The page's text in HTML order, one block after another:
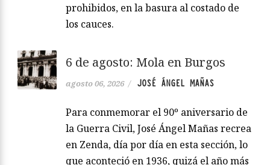
prohibidos, en la basura al costado de
los cauces.
6 de agosto: Mola en Burgos
agosto 06, 2026 / JOSÉ ÁNGEL MAÑAS
Para conmemorar el 90º aniversario de
la Guerra Civil, José Ángel Mañas recrea
en Zenda, día por día en esta sección, lo
que aconteció en 1936, quizá el año más